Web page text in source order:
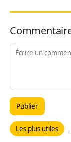
Publier
Les plus utiles